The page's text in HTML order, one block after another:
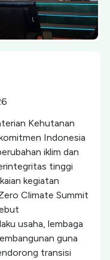
Kehutanan
Indonesia
iklim dan
tinggi
kegiatan
Climate Summit
usaha, lembaga
guna
transisi